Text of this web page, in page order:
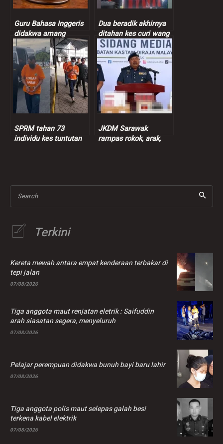
Guru Bahasa Inggeris
didakwa amang
seksual murid
perempuan 9 tahun
Dua beradik akhirnya
ditahan kes curi wang
peniaga nasi bajet
SPRM tahan 73
individu kes tuntutan
JKDM Sarawak
rampas rokok, arak,
Search
Terkini
Kereta mewah antara empat kenderaan terbakar di
tepi jalan
07/08/2026
Tiga anggota maut renjatan eletrik : Saifuddin
arah siasatan segera, menyeluruh
07/08/2026
Pelajar perempuan didakwa bunuh bayi baru lahir
07/08/2026
Tiga anggota polis maut selepas galah besi
terkena kabel elektrik
07/08/2026